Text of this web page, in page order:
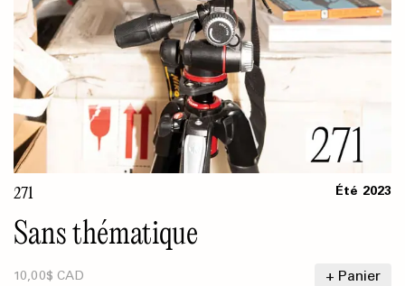
271 Été 2023
Sans thématique
10,00$ CAD + Panier